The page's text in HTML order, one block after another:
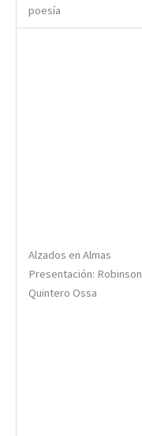
poesía
Alzados en Almas
Presentación: Robinson
Quintero Ossa